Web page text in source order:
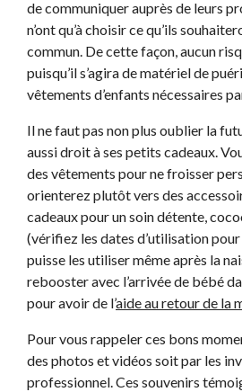
de communiquer auprès de leurs
n’ont qu’à choisir ce qu’ils
commun. De cette façon, aucun
puisqu’il s’agira de matériel de
vêtements d’enfants nécessaires
Il ne faut pas non plus oublier la
aussi droit à ses petits cadeaux.
des vêtements pour ne froisser
orienterez plutôt vers des
cadeaux pour un soin détente,
(vérifiez les dates d’utilisation
puisse les utiliser même après la
rebooster avec l’arrivée de bébé
pour avoir de l’aide au retour de la
Pour vous rappeler ces bons
des photos et vidéos soit par les
professionnel. Ces souvenirs